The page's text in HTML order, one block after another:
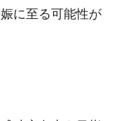
に至る可能性が